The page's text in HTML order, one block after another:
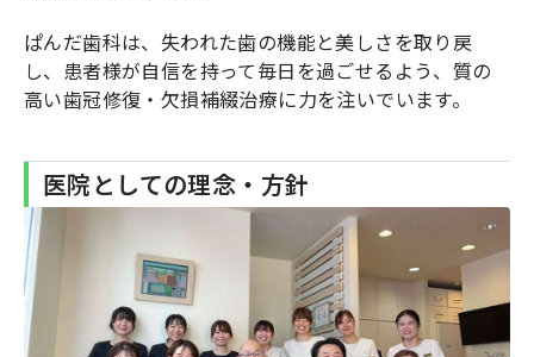
ぱんだ歯科は、失われた歯の機能と美しさを取り戻
し、患者様が自信を持って毎日を過ごせるよう、質の
高い歯冠修復・欠損補綴治療に力を注いでいます。
医院としての理念・方針